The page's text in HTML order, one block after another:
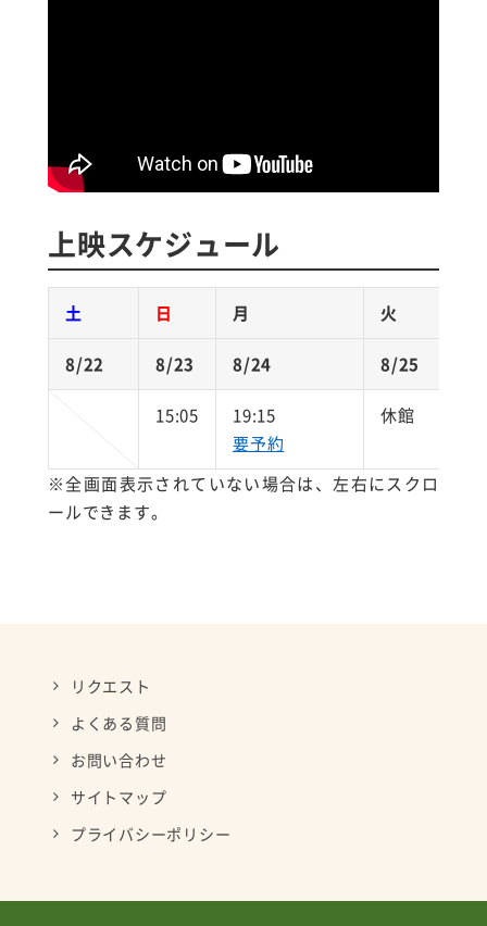
上映スケジュール
土 日 月 火
8/22 8/23 8/24 8/25
15:05
19:15
要予約
休館
※全画面表示されていない場合は、左右にスクロ
ールできます。
リクエスト
よくある質問
お問い合わせ
サイトマップ
プライバシーポリシー